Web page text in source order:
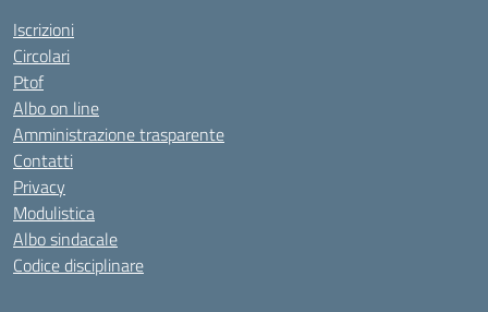
Iscrizioni
Circolari
Ptof
Albo on line
Amministrazione trasparente
Contatti
Privacy
Modulistica
Albo sindacale
Codice disciplinare